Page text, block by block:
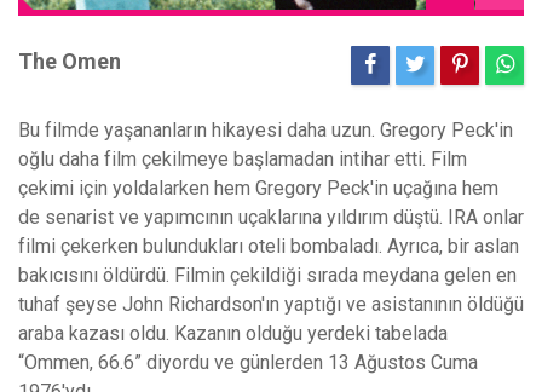
The Omen
Bu filmde yaşananların hikayesi daha uzun. Gregory Peck'in
oğlu daha film çekilmeye başlamadan intihar etti. Film
çekimi için yoldalarken hem Gregory Peck'in uçağına hem
de senarist ve yapımcının uçaklarına yıldırım düştü. IRA onlar
filmi çekerken bulundukları oteli bombaladı. Ayrıca, bir aslan
bakıcısını öldürdü. Filmin çekildiği sırada meydana gelen en
tuhaf şeyse John Richardson'ın yaptığı ve asistanının öldüğü
araba kazası oldu. Kazanın olduğu yerdeki tabelada
“Ommen, 66.6” diyordu ve günlerden 13 Ağustos Cuma